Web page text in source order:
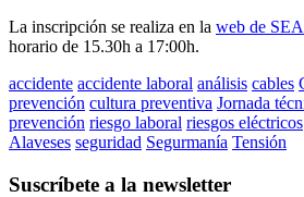
La inscripción se realiza en la web de SEA
horario de 15.30h a 17:00h.
accidente accidente laboral análisis cables
prevención cultura preventiva Jornada
prevención riesgo laboral riesgos eléctricos
Alaveses seguridad Segurmanía Tensión
Suscríbete a la newsletter